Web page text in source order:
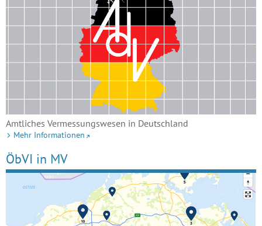
Amtliches Vermessungswesen in Deutschland
Mehr Informationen
ÖbVI in MV